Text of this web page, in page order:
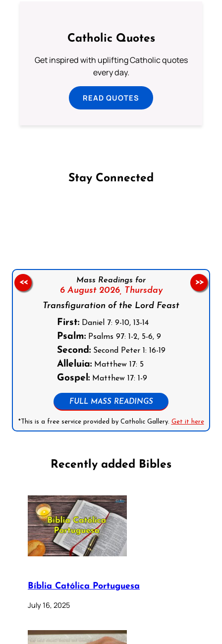
Catholic Quotes
Get inspired with uplifting Catholic quotes
every day.
READ QUOTES
Stay Connected
Mass Readings for
6 August 2026, Thursday
Transfiguration of the Lord Feast
First:Daniel 7: 9-10, 13-14
Psalm:Psalms 97: 1-2, 5-6, 9
Second:Second Peter 1: 16-19
Alleluia:Matthew 17: 5
Gospel:Matthew 17: 1-9
FULL MASS READINGS
*This is a free service provided by Catholic Gallery. Get it here
<< >>
Recently added Bibles
Bíblia Católica Portuguesa
July 16, 2025